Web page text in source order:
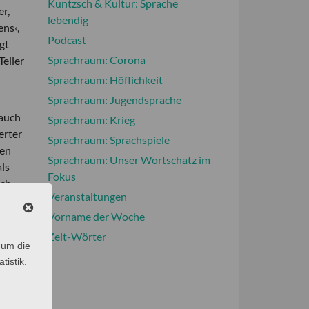
Kuntzsch & Kultur: Sprache
lebendig
Podcast
Sprachraum: Corona
Sprachraum: Höflichkeit
Sprachraum: Jugendsprache
Sprachraum: Krieg
Sprachraum: Sprachspiele
Sprachraum: Unser Wortschatz im
Fokus
Veranstaltungen
Vorname der Woche
Zeit-Wörter
die